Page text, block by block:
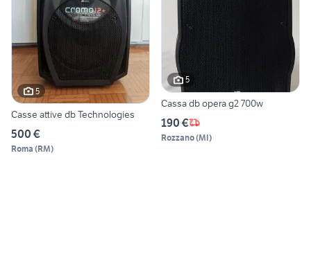
5
Casse attive db Technologies
500 €
Roma (RM)
5
Cassa db opera g2 700w
190 €
Rozzano(MI)